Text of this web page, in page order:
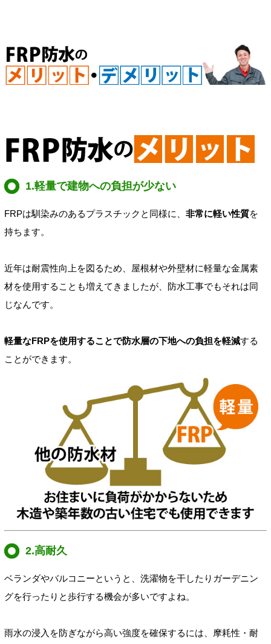
1.軽量で建物への負担が少ない
FRPは馴染みのあるプラスチックと同様に、 非常に軽い性質を
持ちます。
近年は耐震性向上を図るため、屋根材や外壁材に軽量な金属素
材を使用することも増えてきましたが、防水工事でもそれは同
じなんです。
軽量なFRPを使用することで防水層の下地への負担を軽減する
ことができます。
2.高耐久
ベランダやバルコニーというと、洗濯物を干したりガーデニン
グを行ったりと歩行する機会が多いですよね。
雨水の浸入を防ぎながら高い強度を確保するには、摩耗性・耐